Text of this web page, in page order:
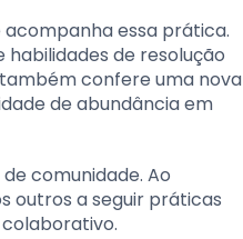
essa prática.
de resolução
confere uma nova
de abundância em
comunidade. Ao
outros a seguir práticas